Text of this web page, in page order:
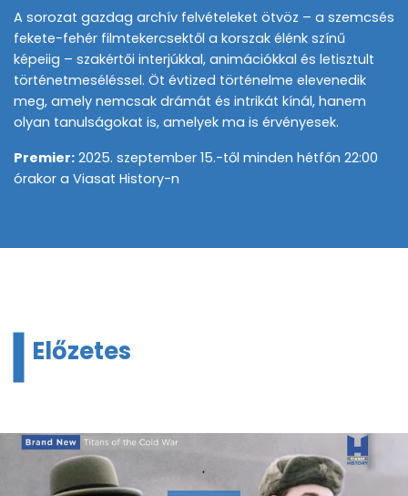
A sorozat gazdag archív felvételeket ötvöz – a szemcsés
fekete-fehér filmtekercsektől a korszak élénk színű
képeiig – szakértői interjúkkal, animációkkal és letisztult
történetmeséléssel. Öt évtized történelme elevenedik
meg, amely nemcsak drámát és intrikát kínál, hanem
olyan tanulságokat is, amelyek ma is érvényesek.
Premier: 2025. szeptember 15.-től minden hétfőn 22:00
órakor a Viasat History-n
Előzetes